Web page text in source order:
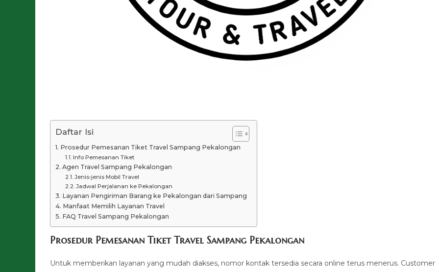
Daftar Isi
Prosedur Pemesanan Tiket Travel Sampang Pekalongan
Info Pemesanan Tiket
Agen Travel Sampang Pekalongan
Jenis-jenis Mobil Travel
Jadwal Perjalanan ke Pekalongan
Layanan Pengiriman Barang ke Pekalongan dari Sampang
Manfaat Memilih Layanan Travel
FAQ Travel Sampang Pekalongan
Prosedur Pemesanan Tiket Travel Sampang Pekalongan
Untuk memberikan layanan yang mudah diakses, nomor kontak tersedia secara online terus menerus. Customer